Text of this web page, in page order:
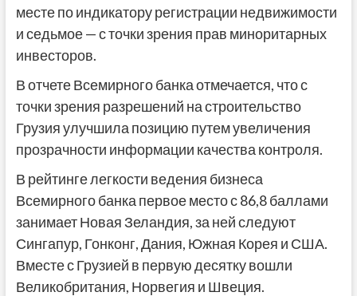
месте по индикатору регистрации недвижимости
и седьмое — с точки зрения прав миноритарных
инвесторов.
В отчете Всемирного банка отмечается, что с
точки зрения разрешений на строительство
Грузия улучшила позицию путем увеличения
прозрачности информации качества контроля.
В рейтинге легкости ведения бизнеса
Всемирного банка первое место с 86,8 баллами
занимает Новая Зеландия, за ней следуют
Сингапур, Гонконг, Дания, Южная Корея и США.
Вместе с Грузией в первую десятку вошли
Великобритания, Норвегия и Швеция.